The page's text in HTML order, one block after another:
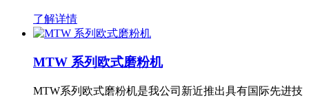
了解详情
MTW 系列欧式磨粉机
MTW系列欧式磨粉机是我公司新近推出具有国际先进技